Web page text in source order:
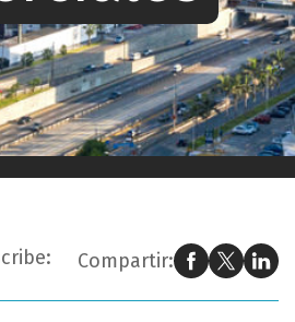
Ahora estás leyendo: JLL: 10 principales tendencias de bienes raíces comerciales
Compartir: